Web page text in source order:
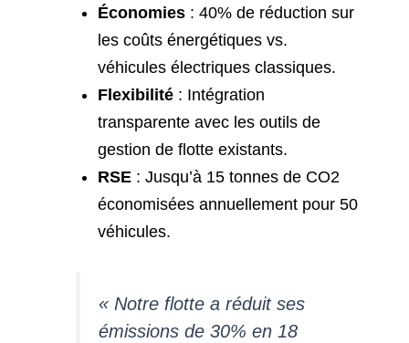
Économies : 40% de réduction sur
les coûts énergétiques vs.
véhicules électriques classiques.
Flexibilité : Intégration
transparente avec les outils de
gestion de flotte existants.
RSE : Jusqu’à 15 tonnes de CO2
économisées annuellement pour 50
véhicules.
« Notre flotte a réduit ses
émissions de 30% en 18